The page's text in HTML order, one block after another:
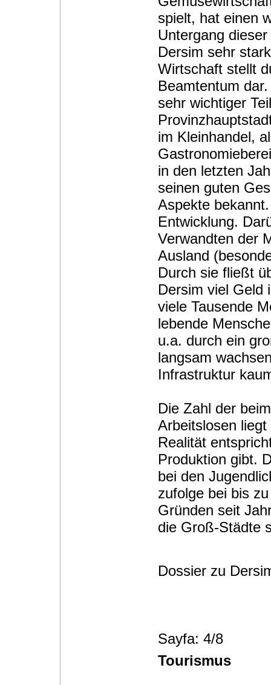
spielt, hat einen
Untergang
Dersim sehr
Wirtschaft stellt
Beamtentum
sehr wichtiger
im Kleinhandel,
in den letzten
seinen guten
Aspekte
Entwicklung.
Verwandten der
Ausland
Durch sie fließt
Dersim viel Geld
viele Tausende
lebende
u.a. durch ein
langsam
Infrastruktur
Die Zahl der
Arbeitslosen
Realität
Produktion gibt.
bei den
zufolge bei bis
Gründen seit
die Groß-Städte
Dossier zu
Sayfa: 4/8
Tourismus